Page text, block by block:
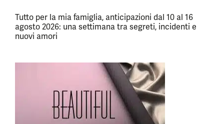
Tutto per la mia famiglia, anticipazioni dal 10 al 16
agosto 2026: una settimana tra segreti, incidenti e
nuovi amori